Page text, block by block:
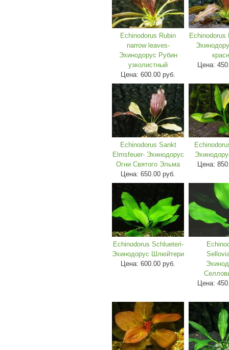
Echinodorus Rubin
narrow leaves-
Эхинодорус Рубин
узколистный
Цена:600.00 руб.
Echinodorus
Цена:
Echinodorus Sankt
Elmsfeuer- Эхинодорус
Огни Святого Эльма
Цена:650.00 руб.
Цена:
Echinodorus Schlueteri-
Эхинодорус Шлюйтери
Цена:600.00 руб.
Цена: